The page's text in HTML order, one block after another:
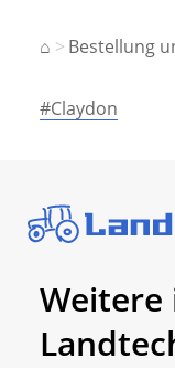
⌂ Bestellung
#Claydon
Weitere